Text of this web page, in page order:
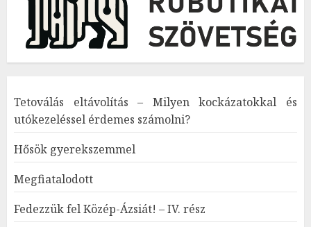
Tetoválás eltávolítás – Milyen kockázatokkal és
utókezeléssel érdemes számolni?
Hősök gyerekszemmel
Megfiatalodott
Fedezzük fel Közép-Ázsiát! – IV. rész